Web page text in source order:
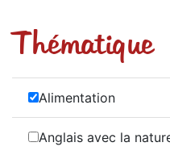
Thématique
Alimentation
Anglais avec la